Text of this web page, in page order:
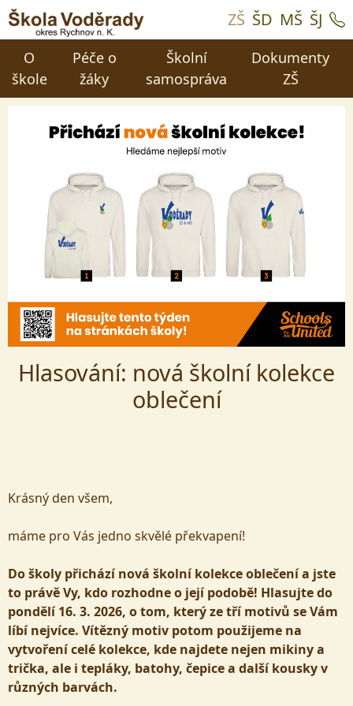
ZŠ ŠD MŠ ŠJ
O
škole
Péče o
žáky
Školní
samospráva
Dokumenty
ZŠ
Hlasování: nová školní kolekce
oblečení
Krásný den všem,
máme pro Vás jedno skvělé překvapení!
Do školy přichází nová školní kolekce oblečení a jste
to právě Vy, kdo rozhodne o její podobě! Hlasujte do
pondělí 16. 3. 2026, o tom, který ze tří motivů se Vám
líbí nejvíce. Vítězný motiv potom použijeme na
vytvoření celé kolekce, kde najdete nejen mikiny a
trička, ale i tepláky, batohy, čepice a další kousky v
různých barvách.